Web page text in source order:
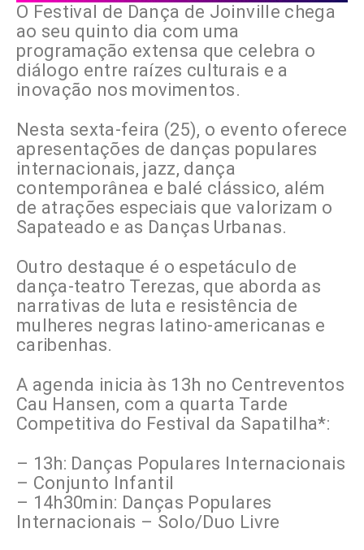
O Festival de Dança de Joinville chega
ao seu quinto dia com uma
programação extensa que celebra o
diálogo entre raízes culturais e a
inovação nos movimentos.
Nesta sexta-feira (25), o evento oferece
apresentações de danças populares
internacionais, jazz, dança
contemporânea e balé clássico, além
de atrações especiais que valorizam o
Sapateado e as Danças Urbanas.
Outro destaque é o espetáculo de
dança-teatro Terezas, que aborda as
narrativas de luta e resistência de
mulheres negras latino-americanas e
caribenhas.
A agenda inicia às 13h no Centreventos
Cau Hansen, com a quarta Tarde
Competitiva do Festival da Sapatilha*:
– 13h: Danças Populares Internacionais
– Conjunto Infantil
– 14h30min: Danças Populares
Internacionais – Solo/Duo Livre